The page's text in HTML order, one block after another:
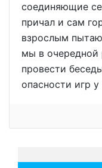
соединяющие
причал и сам
взрослым
мы в очередной
провести
опасности игр